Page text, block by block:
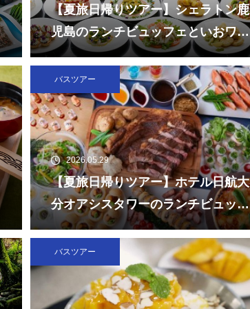
【夏旅日帰りツアー】シェラトン鹿
児島のランチビュッフェといおワー
ルドかごしま水族館
バスツアー
2026.05.29
【夏旅日帰りツアー】ホテル日航大
分オアシスタワーのランチビュッフ
ェと大分マリーンパレス水族館「う
みたまご」
バスツアー